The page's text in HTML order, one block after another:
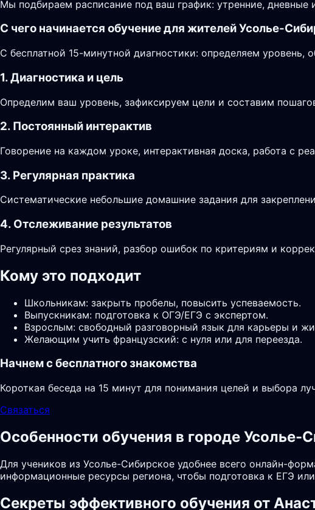
Мы подбираем расписание под ваш график: утренние,
С чего начинается обучение для жителей Усолье-
С бесплатной 15-минутной диагностики: определяем
1. Диагностика и цель
Определим ваш уровень, зафиксируем цели и составим
2. Постоянный интерактив
Говорение на каждом уроке, интерактивная доска, работа с
3. Регулярная практика
Систематические небольшие домашние задания для
4. Отслеживание результатов
Регулярный срез знаний, разбор ошибок по критериям и
Кому это подходит
Школьникам: закрыть пробелы, повысить успеваемость.
Выпускникам: подготовка к ОГЭ/ЕГЭ с экспертом.
Взрослым: свободный разговорный язык для карьеры и
Желающим учить французский: с нуля или для переезда.
Начнем с бесплатного знакомства
Короткая беседа на 15 минут для понимания целей и выбора
Связаться
Особенности обучения в городе Усолье-
Для учеников из Усолье-Сибирское удобнее всего онлайн-
информационные ресурсы региона, чтобы подготовка к ЕГЭ
Секреты эффективного обучения от